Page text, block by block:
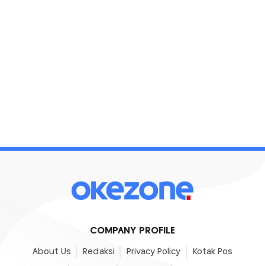
COMPANY PROFILE
About Us Redaksi Privacy Policy Kotak Pos